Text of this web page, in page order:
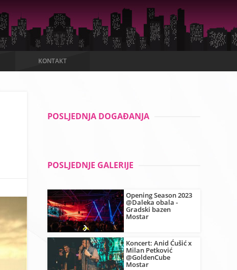
KONTAKT
POSLJEDNJA DOGAĐANJA
POSLJEDNJE GALERIJE
Opening Season 2023
@Daleka obala -
Gradski bazen
Mostar
Koncert: Anid Ćušić x
Milan Petković
@GoldenCube
Mostar